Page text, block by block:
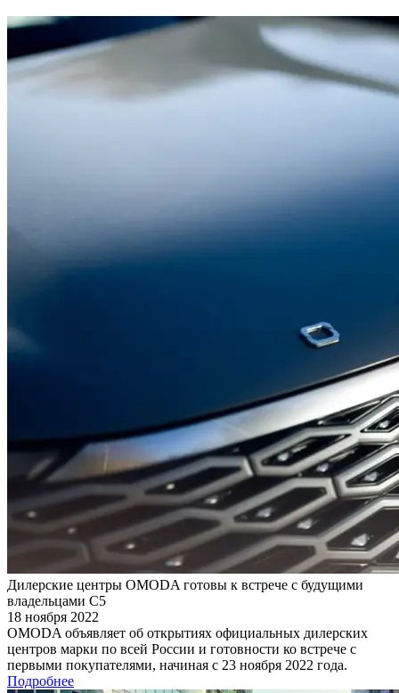
Дилерские центры OMODA готовы к встрече с будущими
владельцами С5
18 ноября 2022
OMODA объявляет об открытиях официальных дилерских
центров марки по всей России и готовности ко встрече с
первыми покупателями, начиная с 23 ноября 2022 года.
Подробнее